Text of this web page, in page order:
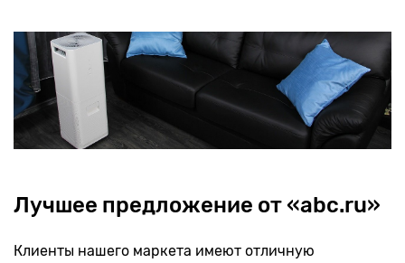
Лучшее предложение от «abc.ru»
Клиенты нашего маркета имеют отличную